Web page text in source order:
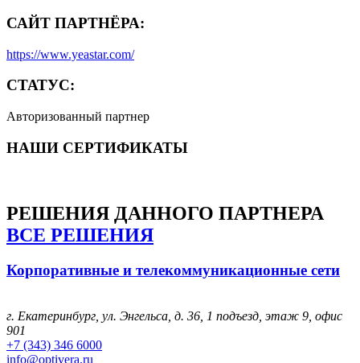
САЙТ ПАРТНЁРА:
https://www.yeastar.com/
СТАТУС:
Авторизованный партнер
НАШИ СЕРТИФИКАТЫ
РЕШЕНИЯ ДАННОГО ПАРТНЕРА
ВСЕ РЕШЕНИЯ
Корпоративные и телекоммуникационные сети
г. Екатеринбург, ул. Энгельса, д. 36, 1 подъезд, этаж 9, офис
901
+7 (343) 346 6000
info@optivera.ru